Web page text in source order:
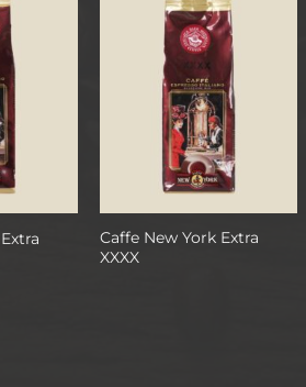
Caffe New York Extra
XXXX